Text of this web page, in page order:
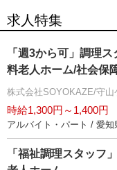
求人特集
「週3から可」調理
料老人ホーム/社会保
株式会社SOYOKAZE/守
時給1,300円～1,400円
アルバイト・パート / 愛知
「福祉調理スタッフ